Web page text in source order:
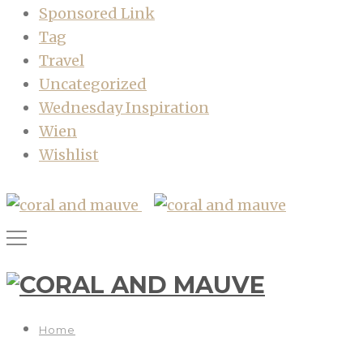
Sponsored Link
Tag
Travel
Uncategorized
Wednesday Inspiration
Wien
Wishlist
Home